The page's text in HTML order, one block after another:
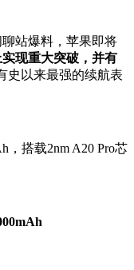
站爆料，苹果即将
现重大突破，并有
史以来最强的续航表